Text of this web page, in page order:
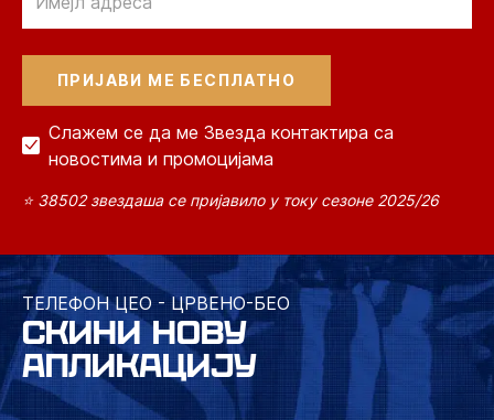
Слажем се да ме Звезда контактира са
новостима и промоцијама
⭐ 38502 звездаша се пријавило у току сезоне 2025/26
ТЕЛЕФОН ЦЕО - ЦРВЕНО-БЕО
СКИНИ НОВУ
АПЛИКАЦИЈУ